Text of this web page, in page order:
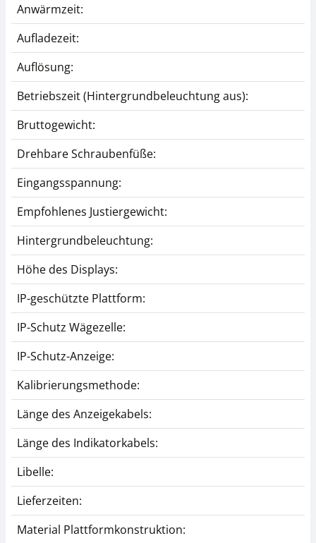
Anwärmzeit:
Aufladezeit:
Auflösung:
Betriebszeit (Hintergrundbeleuchtung aus):
Bruttogewicht:
Drehbare Schraubenfüße:
Eingangsspannung:
Empfohlenes Justiergewicht:
Hintergrundbeleuchtung:
Höhe des Displays:
IP-geschützte Plattform:
IP-Schutz Wägezelle:
IP-Schutz-Anzeige:
Kalibrierungsmethode:
Länge des Anzeigekabels:
Länge des Indikatorkabels:
Libelle:
Lieferzeiten:
Material Plattformkonstruktion: